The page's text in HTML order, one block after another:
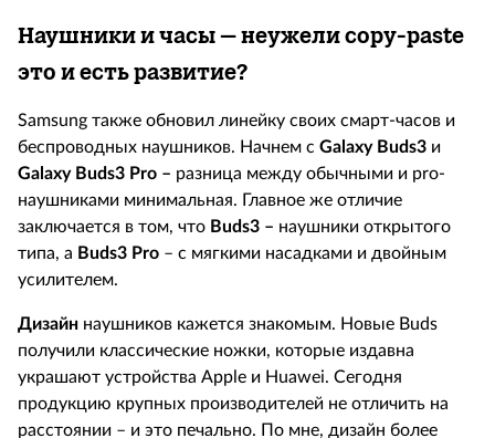
Наушники и часы – неужелиcopy-paste
это и есть развитие?
Samsung также обновил линейку своих смарт-часов и
беспроводных наушников. Начнем с Galaxy Buds3 и
Galaxy Buds3 Pro – разница между обычными и pro-
наушниками минимальная. Главное же отличие
заключается в том, что Buds3 – наушники открытого
типа, а Buds3 Pro – с мягкими насадками и двойным
усилителем.
Дизайн наушников кажется знакомым. Новые Buds
получили классические ножки, которые издавна
украшают устройства Apple и Huawei. Сегодня
продукцию крупных производителей не отличить на
расстоянии – и это печально. По мне, дизайн более